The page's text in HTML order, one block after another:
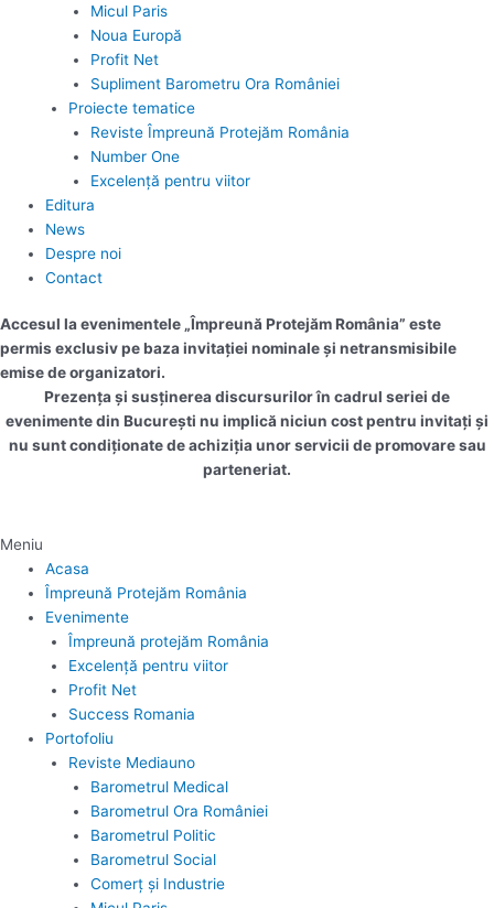
Micul Paris
Noua Europă
Profit Net
Supliment Barometru Ora României
Proiecte tematice
Reviste Împreună Protejăm România
Number One
Excelență pentru viitor
Editura
News
Despre noi
Contact
Accesul la evenimentele „Împreună Protejăm România” este
permis exclusiv pe baza invitației nominale și netransmisibile
emise de organizatori.
Prezența și susținerea discursurilor în cadrul seriei de
evenimente din București nu implică niciun cost pentru invitați și
nu sunt condiționate de achiziția unor servicii de promovare sau
parteneriat.
Meniu
Acasa
Împreună Protejăm România
Evenimente
Împreună protejăm România
Excelență pentru viitor
Profit Net
Success Romania
Portofoliu
Reviste Mediauno
Barometrul Medical
Barometrul Ora României
Barometrul Politic
Barometrul Social
Comerț și Industrie